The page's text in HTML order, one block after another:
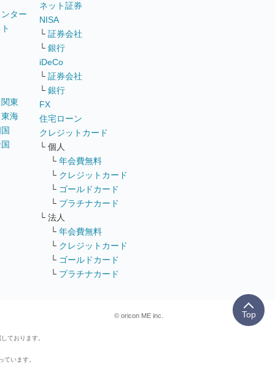
ター
関東
東海
ネット証券
NISA
└ 証券会社
└ 銀行
iDeCo
└ 証券会社
└ 銀行
FX
住宅ローン
クレジットカード
└ 個人
└ 年会費無料
└ クレジットカード
└ ゴールドカード
└ プラチナカード
└ 法人
└ 年会費無料
└ クレジットカード
└ ゴールドカード
└ プラチナカード
© oricon ME inc.
ております。
います。
Top